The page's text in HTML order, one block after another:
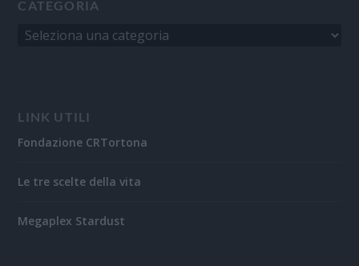
CATEGORIA
LINK UTILI
Fondazione CRTortona
Le tre scelte della vita
Megaplex Stardust